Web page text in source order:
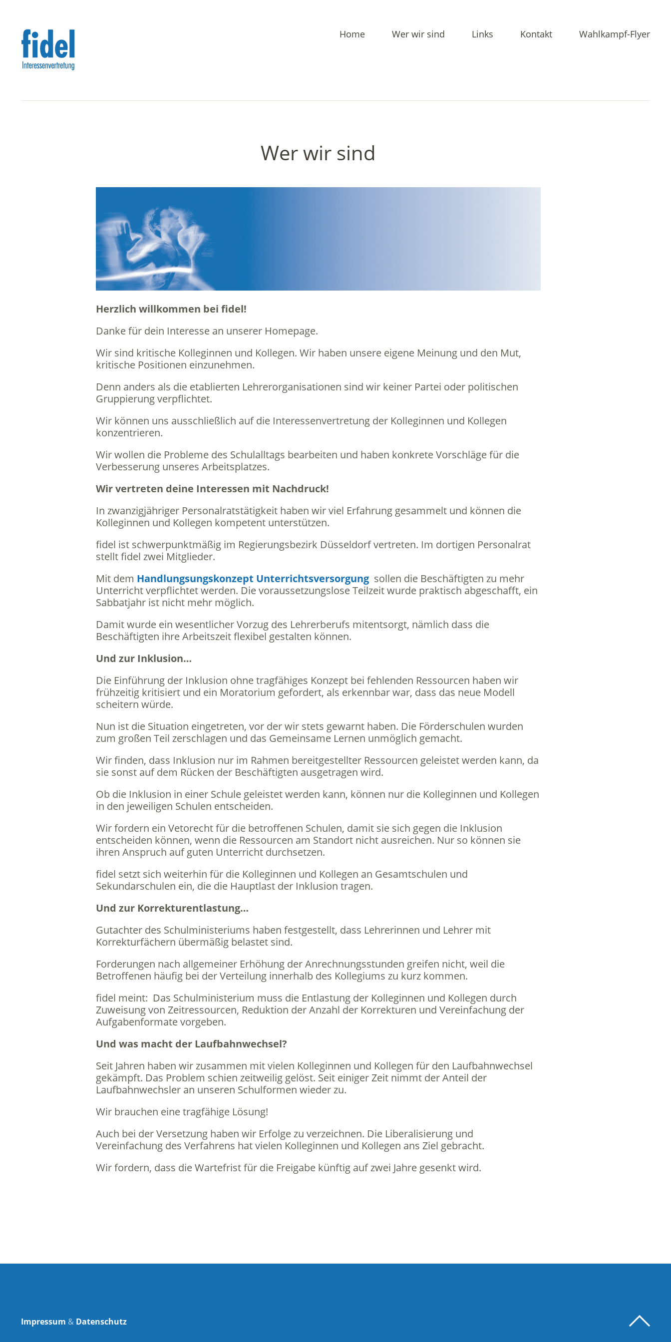
Home Wer wir sind Links Kontakt Wahlkampf-Flyer
Wer wir sind
Herzlich willkommen bei fidel!
Danke für dein Interesse an unserer Homepage.
Wir sind kritische Kolleginnen und Kollegen. Wir haben unsere eigene Meinung und den Mut,
kritische Positionen einzunehmen.
Denn anders als die etablierten Lehrerorganisationen sind wir keiner Partei oder politischen
Gruppierung verpflichtet.
Wir können uns ausschließlich auf die Interessenvertretung der Kolleginnen und Kollegen
konzentrieren.
Wir wollen die Probleme des Schulalltags bearbeiten und haben konkrete Vorschläge für die
Verbesserung unseres Arbeitsplatzes.
Wir vertreten deine Interessen mit Nachdruck!
In zwanzigjähriger Personalratstätigkeit haben wir viel Erfahrung gesammelt und können die
Kolleginnen und Kollegen kompetent unterstützen.
fidel ist schwerpunktmäßig im Regierungsbezirk Düsseldorf vertreten. Im dortigen Personalrat
stellt fidel zwei Mitglieder.
Mit dem Handlungsungskonzept Unterrichtsversorgung sollen die Beschäftigten zu mehr
Unterricht verpflichtet werden. Die voraussetzungslose Teilzeit wurde praktisch abgeschafft, ein
Sabbatjahr ist nicht mehr möglich.
Damit wurde ein wesentlicher Vorzug des Lehrerberufs mitentsorgt, nämlich dass die
Beschäftigten ihre Arbeitszeit flexibel gestalten können.
Und zur Inklusion…
Die Einführung der Inklusion ohne tragfähiges Konzept bei fehlenden Ressourcen haben wir
frühzeitig kritisiert und ein Moratorium gefordert, als erkennbar war, dass das neue Modell
scheitern würde.
Nun ist die Situation eingetreten, vor der wir stets gewarnt haben. Die Förderschulen wurden
zum großen Teil zerschlagen und das Gemeinsame Lernen unmöglich gemacht.
Wir finden, dass Inklusion nur im Rahmen bereitgestellter Ressourcen geleistet werden kann, da
sie sonst auf dem Rücken der Beschäftigten ausgetragen wird.
Ob die Inklusion in einer Schule geleistet werden kann, können nur die Kolleginnen und Kollegen
in den jeweiligen Schulen entscheiden.
Wir fordern ein Vetorecht für die betroffenen Schulen, damit sie sich gegen die Inklusion
entscheiden können, wenn die Ressourcen am Standort nicht ausreichen. Nur so können sie
ihren Anspruch auf guten Unterricht durchsetzen.
fidel setzt sich weiterhin für die Kolleginnen und Kollegen an Gesamtschulen und
Sekundarschulen ein, die die Hauptlast der Inklusion tragen.
Und zur Korrekturentlastung…
Gutachter des Schulministeriums haben festgestellt, dass Lehrerinnen und Lehrer mit
Korrekturfächern übermäßig belastet sind.
Forderungen nach allgemeiner Erhöhung der Anrechnungsstunden greifen nicht, weil die
Betroffenen häufig bei der Verteilung innerhalb des Kollegiums zu kurz kommen.
fidel meint: Das Schulministerium muss die Entlastung der Kolleginnen und Kollegen durch
Zuweisung von Zeitressourcen, Reduktion der Anzahl der Korrekturen und Vereinfachung der
Aufgabenformate vorgeben.
Und was macht der Laufbahnwechsel?
Seit Jahren haben wir zusammen mit vielen Kolleginnen und Kollegen für den Laufbahnwechsel
gekämpft. Das Problem schien zeitweilig gelöst. Seit einiger Zeit nimmt der Anteil der
Laufbahnwechsler an unseren Schulformen wieder zu.
Wir brauchen eine tragfähige Lösung!
Auch bei der Versetzung haben wir Erfolge zu verzeichnen. Die Liberalisierung und
Vereinfachung des Verfahrens hat vielen Kolleginnen und Kollegen ans Ziel gebracht.
Wir fordern, dass die Wartefrist für die Freigabe künftig auf zwei Jahre gesenkt wird.
Impressum & Datenschutz